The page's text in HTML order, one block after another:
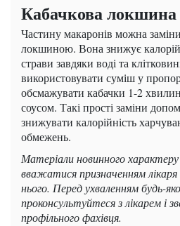
Кабачкова локшина
Частину макаронів можна
локшиною. Вона знижує
страви завдяки воді та
використовувати суміш у
обсмажувати кабачки 1-2
соусом. Такі прості заміни
знижувати калорійність
обмежень.
Матеріали новинного
вважатися призначенням
нього. Перед ухваленням будь-
проконсультуйтеся з лікарем і
профільного фахівця.